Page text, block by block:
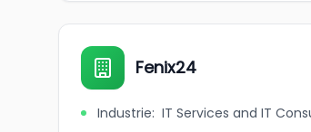
Fenix24
Industrie: IT Services and IT